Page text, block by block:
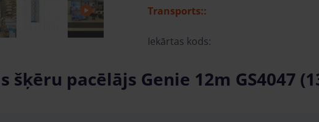
Transports::
Iekārtas kods:
šķēru pacēlājs Genie 12m GS4047